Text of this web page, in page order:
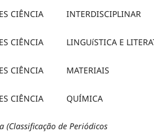
CIÊNCIA INTERDISCIPLINAR
CIÊNCIA LINGUíSTICA E
CIÊNCIA MATERIAIS
CIÊNCIA QUÍMICA
(Classificação de Periódicos